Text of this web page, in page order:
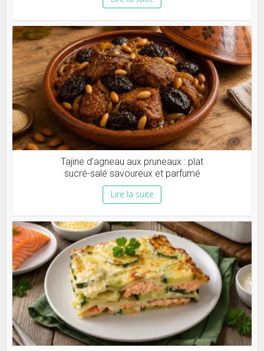
Tajine d’agneau aux pruneaux : plat
sucré-salé savoureux et parfumé
Lire la suite